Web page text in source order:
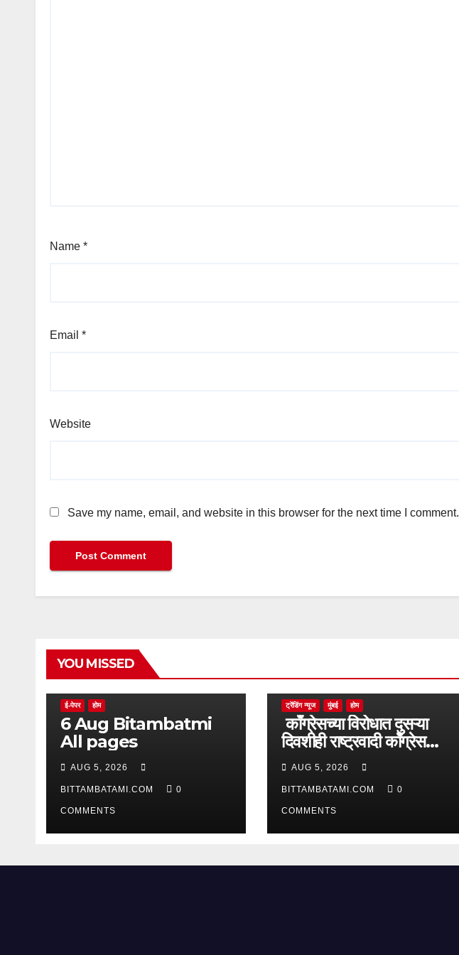
Name *
Email *
Website
Save my name, email, and website in this browser for the next time I comment.
YOU MISSED
ई-पेपर होम
6 Aug Bitambatmi
All pages
AUG 5, 2026
BITTAMBATAMI.COM 0
COMMENTS
ट्रेंडिंग न्यूज मुंबई होम
काँग्रेसच्या विरोधात दुसऱ्या
दिवशीही राष्ट्रवादी काँग्रेस
आक्रमक
AUG 5, 2026
BITTAMBATAMI.COM 0
COMMENTS